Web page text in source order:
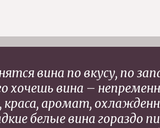
вина по вкусу, по
хочешь вина –
краса, аромат,
белые вина гораздо